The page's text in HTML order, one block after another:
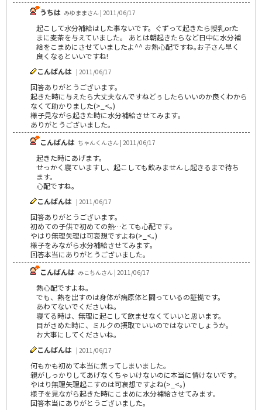
うちは みゆままさん | 2011/06/17
起こして水分補給はした事ないです。ぐずって起きたら授乳orた
まに麦茶を与えていました。 あとは朝起きたらなど日中に水分補
給をこまめにさせていましたよ^^ お熱心配ですね｡お子さん早く
良くなるといいですね!
こんばんは | 2011/06/17
回答ありがとうございます｡
起きた時に与えたら大丈夫なんですねどぅしたらいいのか良くわから
なくて助かりました(>_<｡)
様子見ながら起きた時に水分補給させてみます｡
ありがとうございました｡
こんばんは ちゃんくんさん | 2011/06/17
起きた時にあげます。
せっかく寝ていますし、起こしても飲みませんし起きるまで待ち
ます。
心配ですね。
こんばんは | 2011/06/17
回答ありがとうございます｡
初めての子供で初めての熱…とても心配です｡
やはり無理矢理は可哀想ですよね(>_<｡)
様子をみながら水分補給させてみます｡
回答本当にありがとうございました｡
こんばんは みこちんさん | 2011/06/17
熱心配ですよね。
でも、熱を出すのは身体が病原体と闘っているの証拠です。
あわてないでくださいね。
寝てる時は、無理に起こして飲ませなくていいと思います。
目がさめた時に、ミルクの摂取でいいのではないでしょうか。
お大事にしてくださいね。
こんばんは | 2011/06/17
何もかも初めて本当に焦ってしまいました｡
親がしっかりしてあげなくちゃいけないのに本当に情けないです｡
やはり無理矢理起こすのは可哀想ですよね(>_<｡)
様子を見ながら起きた時にこまめに水分補給させてみます｡
回答本当にありがとうございました｡